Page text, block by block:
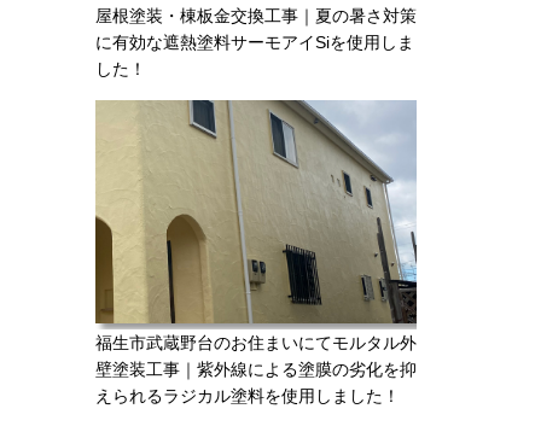
屋根塗装・棟板金交換工事｜夏の暑さ対策
に有効な遮熱塗料サーモアイSiを使用しま
した！
福生市武蔵野台のお住まいにてモルタル外
壁塗装工事｜紫外線による塗膜の劣化を抑
えられるラジカル塗料を使用しました！